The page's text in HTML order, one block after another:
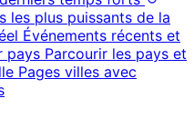
les plus puissants de la
Événements récents et
pays Parcourir les pays et
Pages villes avec